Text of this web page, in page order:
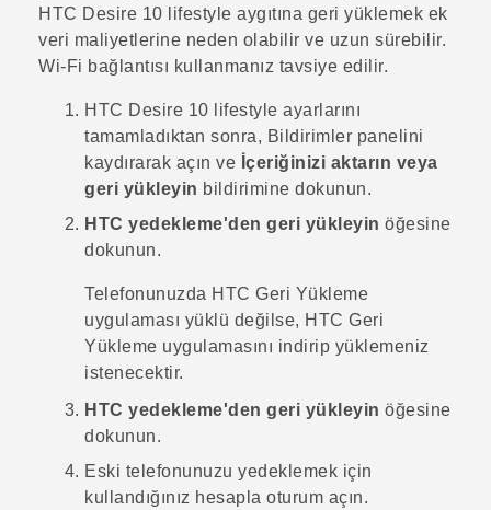
HTC Desire 10 lifestyle aygıtına geri yüklemek ek
veri maliyetlerine neden olabilir ve uzun sürebilir.
Wi‍-Fi bağlantısı kullanmanız tavsiye edilir.
HTC Desire 10 lifestyle ayarlarını
tamamladıktan sonra, Bildirimler panelini
kaydırarak açın ve İçeriğinizi aktarın veya
geri yükleyin bildirimine dokunun.
HTC yedekleme'den geri yükleyin öğesine
dokunun.
Telefonunuzda HTC Geri Yükleme
uygulaması yüklü değilse, HTC Geri
Yükleme uygulamasını indirip yüklemeniz
istenecektir.
HTC yedekleme'den geri yükleyin öğesine
dokunun.
Eski telefonunuzu yedeklemek için
kullandığınız hesapla oturum açın.